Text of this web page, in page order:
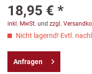
18,95 € *
inkl. MwSt. und zzgl.
Nicht lagernd! Evtl.
Anfragen